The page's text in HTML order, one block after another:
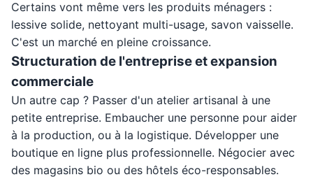
Certains vont même vers les produits ménagers :
lessive solide, nettoyant multi-usage, savon vaisselle.
C'est un marché en pleine croissance.
Structuration de l'entreprise et expansion
commerciale
Un autre cap ? Passer d'un atelier artisanal à une
petite entreprise. Embaucher une personne pour aider
à la production, ou à la logistique. Développer une
boutique en ligne plus professionnelle. Négocier avec
des magasins bio ou des hôtels éco-responsables.